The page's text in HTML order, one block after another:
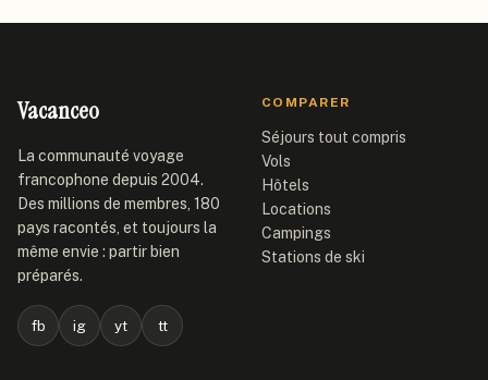
Vacanceo
La communauté voyage
francophone depuis 2004.
Des millions de membres, 180
pays racontés, et toujours la
même envie : partir bien
préparés.
fb ig yt tt
COMPARER
Séjours tout compris
Vols
Hôtels
Locations
Campings
Stations de ski